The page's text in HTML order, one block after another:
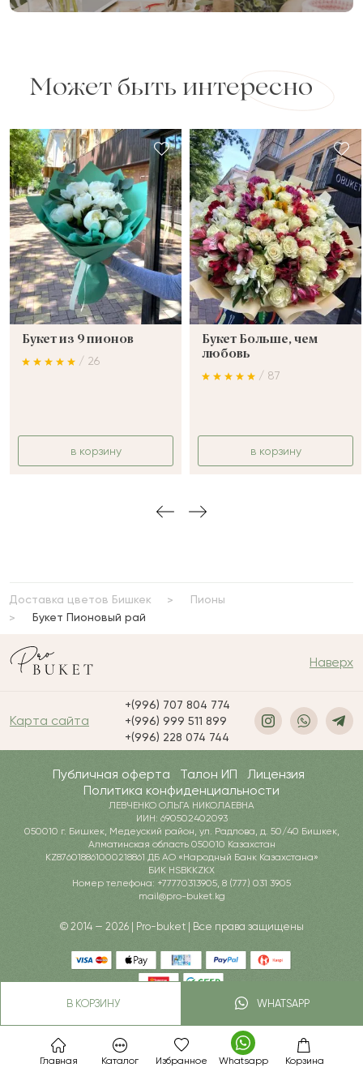
Главная Каталог Избранное Whatsapp Корзина
В КОРЗИНУ WHATSAPP
Может быть интересно
Букет из 9 пионов
/ 26
в корзину
Букет Больше, чем
любовь
/ 87
в корзину
Доставка цветов Бишкек
Пионы
Букет Пионовый рай
Наверх
Карта сайта
+(996) 707 804 774
+(996) 999 511 899
+(996) 228 074 744
Публичная оферта Талон ИП
Лицензия
Политика конфиденциальности
ЛЕВЧЕНКО ОЛЬГА НИКОЛАЕВНА
ИИН: 690502402093
050010 г. Бишкек, Медеуский район, ул. Радлова, д. 50/40 Бишкек,
Алматинская область 050010 Казахстан
KZ876018861000218861 ДБ АО «Народный Банк Казахстана»
БИК HSBKKZKX
Номер телефона: +77770313905, 8 (777) 031 3905
mail@pro-buket.kg
© 2014 — 2026 | Pro-buket | Все права защищены